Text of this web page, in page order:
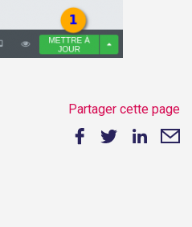
Partager cette page